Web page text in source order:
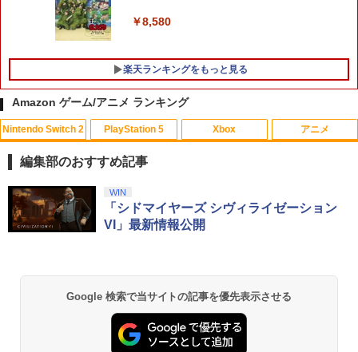
n [I~III] Switch2版(【Switch2版購入封
￥9,900
【特典】STRANGER THAN HEAVEN
(【先着購入封入特典】DLC 武器「ド
￥8,415
わいい Nintendo スイッチ2 対応 スイッ
チ スイッチツー ニンテンドー カバー ポ
ケーブル 収納可能 クリスマス ギフト プ
レゼント 送料無料
￥2,100
￥8,580
楽天ランキングをもっと見る
Amazon ゲーム/アニメ ランキング
Nintendo Switch 2
1
コード版
スプラトゥーン レイダース -Switch2
￥6,447
PlayStation 5
1
日本語専用 Console Language: Japan
ese only (CFI-2200B01)
プロダクトコード 封入
Xbox
1
ラー + USB-C® ケーブル
【純正品】Xbox ワイヤレス コントロー
￥7,681
アニメ
1
窩座再来 通常版 [Blu-ray]
劇場版「鬼滅の刃」無限城編 第一章 猗
窩座再来 通常版 [DVD]
￥3,523
編集部のおすすめ記事
WIN
「シドマイヤーズ シヴィライゼーション
VI」最新情報公開
Google 検索で当サイトの記事を優先表示させる